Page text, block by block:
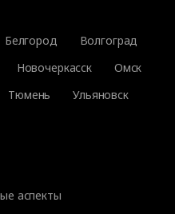
Белгород
Волгоград
Новочеркасск
Омск
Тюмень
Ульяновск
аспекты